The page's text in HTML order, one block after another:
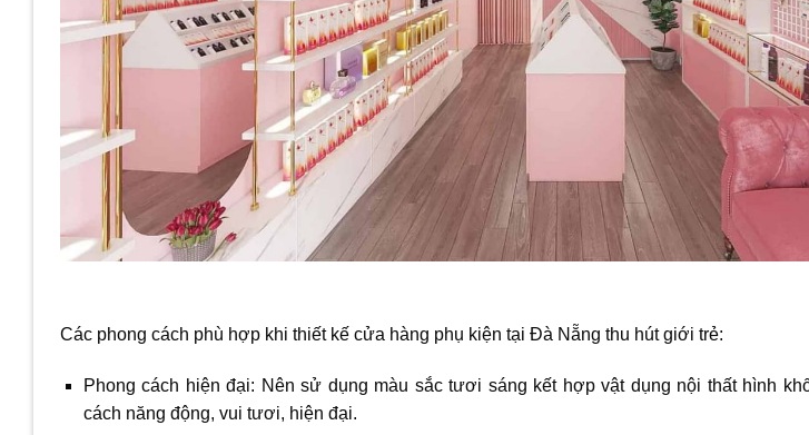
Các phong cách phù hợp khi thiết kế cửa hàng phụ kiện tại Đà Nẵng thu hút giới trẻ:
Phong cách hiện đại: Nên sử dụng màu sắc tươi sáng kết hợp vật dụng nội thất hình
cách năng động, vui tươi, hiện đại.